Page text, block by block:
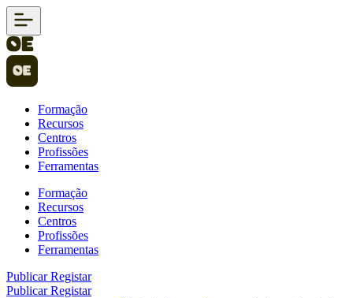
Formação
Recursos
Centros
Profissões
Ferramentas
Formação
Recursos
Centros
Profissões
Ferramentas
PublicarRegistar
PublicarRegistar